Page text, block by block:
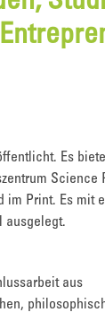
Es
Science
im Print. Es mit
ausgelegt.
aus